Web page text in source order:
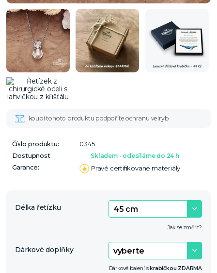
Číslo produktu:
0345
Dostupnost
Skladem - odesíláme do 24 h
Garance: Pravé certifikované materiály
Délka řetízku
Jak se změřit?
Dárkové doplňky
Dárkové balení s krabičkou ZDARMA